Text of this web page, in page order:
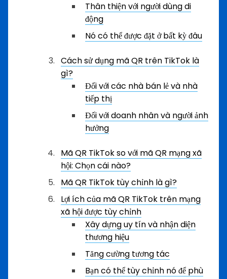
Thân thiện với người dùng di
động
Nó có thể được đặt ở bất kỳ đâu
Cách sử dụng mã QR trên TikTok là
gì?
Đối với các nhà bán lẻ và nhà
tiếp thị
Đối với doanh nhân và người ảnh
hưởng
Mã QR TikTok so với mã QR mạng xã
hội: Chọn cái nào?
Mã QR TikTok tùy chỉnh là gì?
Lợi ích của mã QR TikTok trên mạng
xã hội được tùy chỉnh
Xây dựng uy tín và nhận diện
thương hiệu
Tăng cường tương tác
Bạn có thể tùy chỉnh nó để phù